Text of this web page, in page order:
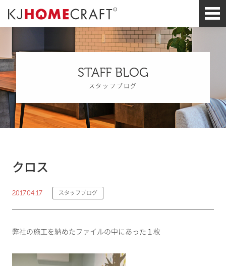
STAFF BLOG
スタッフブログ
クロス
2017.04.17 スタッフブログ
弊社の施工を納めたファイルの中にあった１枚